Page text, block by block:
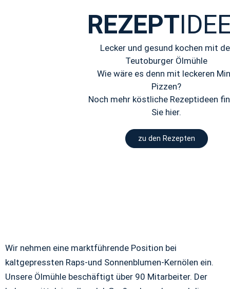
REZEPT
Lecker und gesund kochen mit
Teutoburger Ölmühle
Wie wäre es denn mit leckeren
Pizzen?
Noch mehr köstliche Rezeptideen
Sie hier.
zu den Rezepten
Wir nehmen eine marktführende Position bei
kaltgepressten Raps-und Sonnenblumen-Kernölen ein.
Unsere Ölmühle beschäftigt über 90 Mitarbeiter. Der